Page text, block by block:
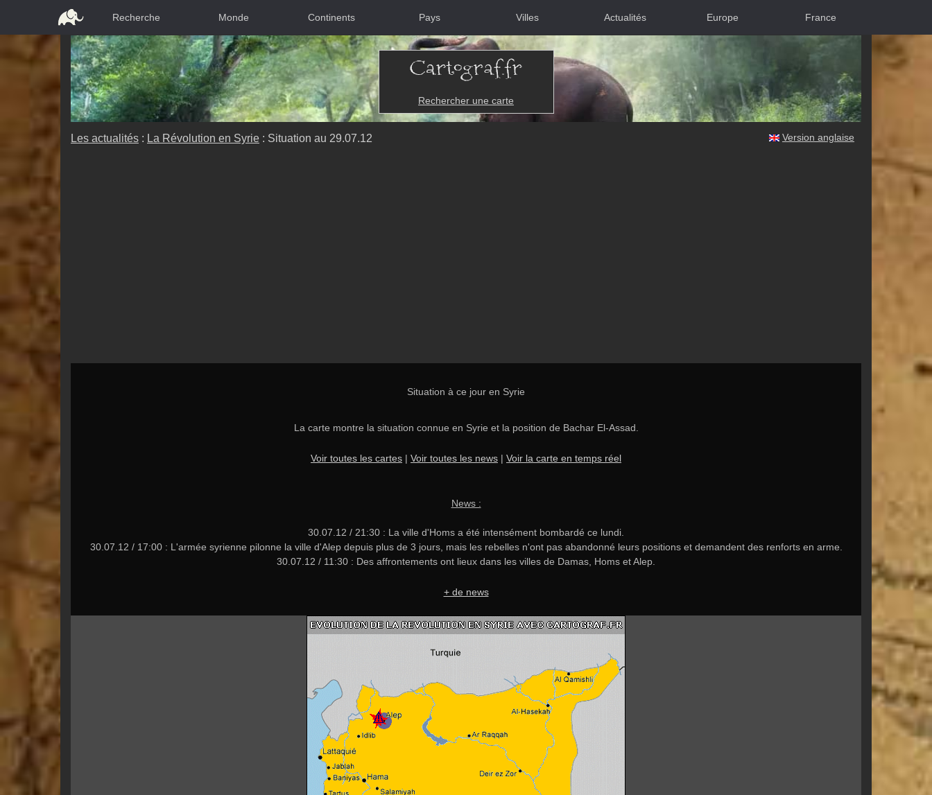
Recherche Monde Continents Pays Villes Actualités Europe France
Rechercher une carte
Les actualités : La Révolution en Syrie : Situation au 29.07.12 Version anglaise
Situation à ce jour en Syrie
La carte montre la situation connue en Syrie et la position de Bachar El-Assad.
Voir toutes les cartes | Voir toutes les news | Voir la carte en temps réel
News :
30.07.12 / 21:30 : La ville d'Homs a été intensément bombardé ce lundi.
30.07.12 / 17:00 : L'armée syrienne pilonne la ville d'Alep depuis plus de 3 jours, mais les rebelles n'ont pas abandonné leurs positions et demandent des renforts en arme.
30.07.12 / 11:30 : Des affrontements ont lieux dans les villes de Damas, Homs et Alep.
+ de news